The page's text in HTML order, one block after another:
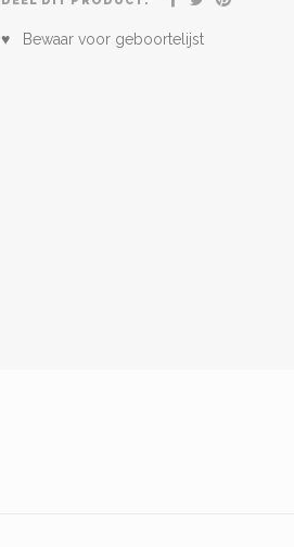
♥ Bewaar voor geboortelijst